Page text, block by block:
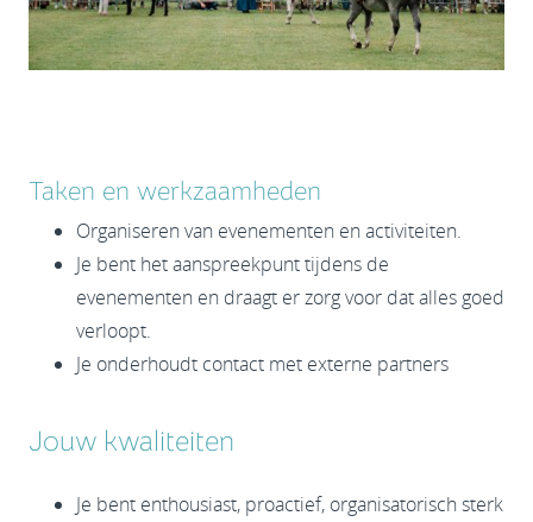
Taken en werkzaamheden
Organiseren van evenementen en activiteiten.
Je bent het aanspreekpunt tijdens de
evenementen en draagt er zorg voor dat alles goed
verloopt.
Je onderhoudt contact met externe partners
Jouw kwaliteiten
Je bent enthousiast, proactief, organisatorisch sterk